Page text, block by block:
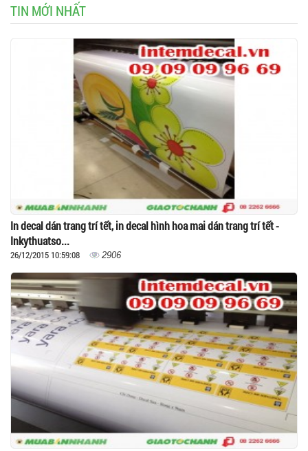
TIN MỚI NHẤT
In decal dán trang trí tết, in decal hình hoa mai dán trang trí tết -
Inkythuatso...
26/12/2015 10:59:08 2906